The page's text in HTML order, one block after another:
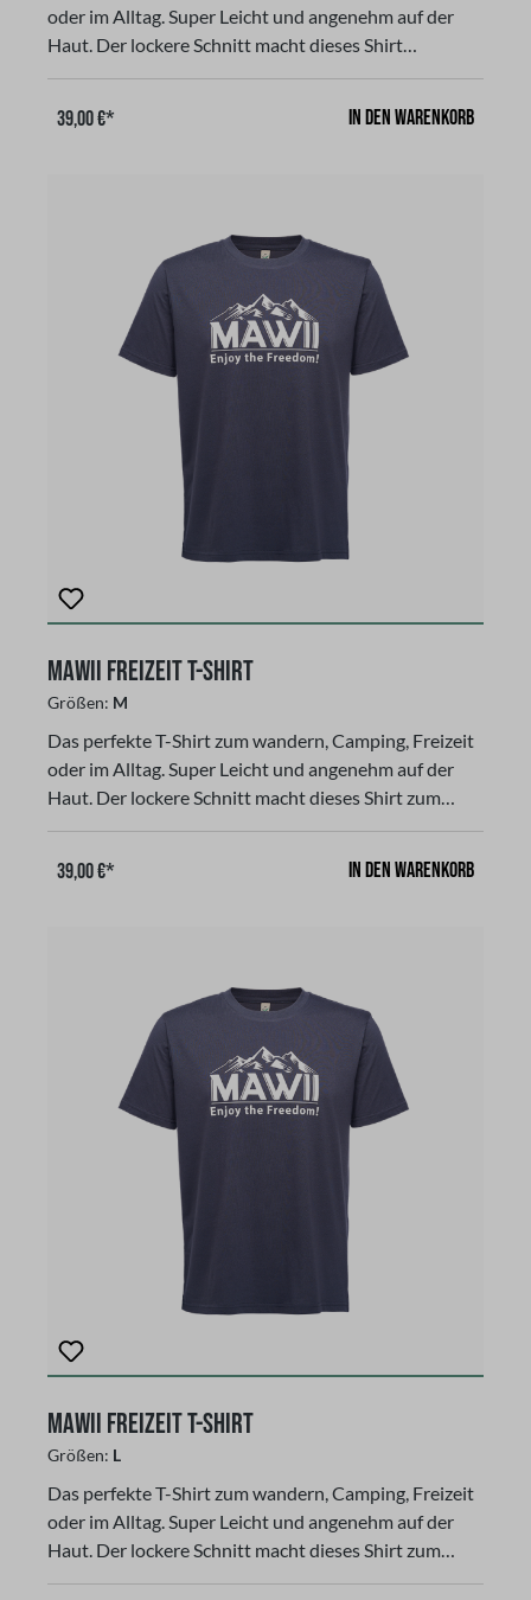
oder im Alltag. Super Leicht und angenehm auf der
Haut. Der lockere Schnitt macht dieses Shirt
zum komfortablen Begleiter in der Freizeit. Eine
Qualität. Gerader Schnitt, kurzärmligFarbe: ink grey,
cm, Höhe 72 cmGr. L: Breite 56 cm, Höhe 74 cmGr.
XL: Breite 60 cm, Höhe 76 cm
39,00 €* In den Warenkorb
MAWII Freizeit T-Shirt
Größen: M
Das perfekte T-Shirt zum wandern, Camping, Freizeit
oder im Alltag. Super Leicht und angenehm auf der
Haut. Der lockere Schnitt macht dieses Shirt zum
komfortablen Begleiter in der Freizeit. Eine
Qualität. Gerader Schnitt, kurzärmligFarbe: ink grey,
cm, Höhe 72 cmGr. L: Breite 56 cm, Höhe 74 cmGr.
XL: Breite 60 cm, Höhe 76 cm
39,00 €* In den Warenkorb
MAWII Freizeit T-Shirt
Größen: L
Das perfekte T-Shirt zum wandern, Camping, Freizeit
oder im Alltag. Super Leicht und angenehm auf der
Haut. Der lockere Schnitt macht dieses Shirt zum
komfortablen Begleiter in der Freizeit. Eine